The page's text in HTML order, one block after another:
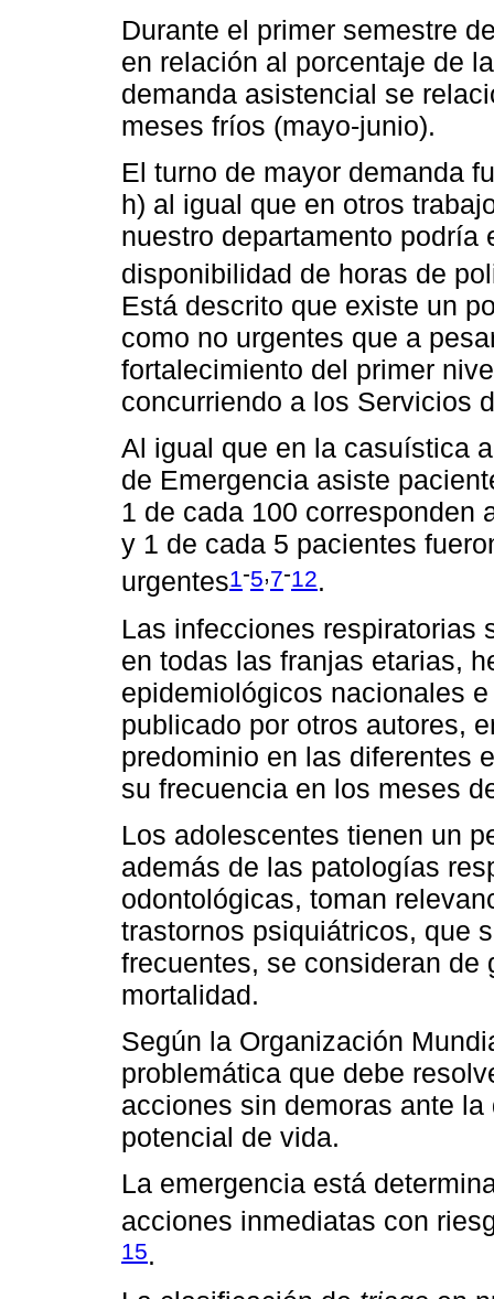
Durante el primer semestre
en relación al porcentaje de
demanda asistencial se
meses fríos (mayo-junio).
El turno de mayor demanda
h) al igual que en otros
nuestro departamento
disponibilidad de horas de
Está descrito que existe un
como no urgentes que a
fortalecimiento del primer
concurriendo a los Servicios
Al igual que en la casuística
de Emergencia asiste
1 de cada 100 corresponden
y 1 de cada 5 pacientes
urgentes1 -5,7-12.
Las infecciones respiratorias
en todas las franjas etarias,
epidemiológicos nacionales
publicado por otros autores,
predominio en las diferentes
su frecuencia en los meses
Los adolescentes tienen un
además de las patologías
odontológicas, toman
trastornos psiquiátricos, que
frecuentes, se consideran de
mortalidad.
Según la Organización
problemática que debe
acciones sin demoras ante
potencial de vida.
La emergencia está
acciones inmediatas con
15.